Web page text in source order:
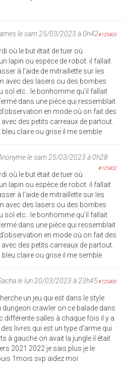
le sam 25/03/2023 à 0h42#125403
où le but était de tuer où
lapin ou espèce de robot. il fallait
à l’aide de mitraillette sur les
avec des lasers ou des bombes
sol etc.. le bonhomme qu’il fallait
dans une pièce qui ressemblait
en mode où on fait des
des petits carreaux de partout.
bleu claire ou grise il me semble
le sam 25/03/2023 à 0h28
#125402
où le but était de tuer où
lapin ou espèce de robot. il fallait
à l’aide de mitraillette sur les
avec des lasers ou des bombes
sol etc.. le bonhomme qu’il fallait
dans une pièce qui ressemblait
en mode où on fait des
des petits carreaux de partout.
bleu claire ou grise il me semble
le lun 20/03/2023 à 23h45#125400
un jeu qui est dans le style
dungeon crawler on ce balade dans
différente salles à chaque fois il y a
livres qui est un type d'arme qui
à gauche on avait la jungle il était
2021 2022 je sais plus je le
1mois svp aidez moi